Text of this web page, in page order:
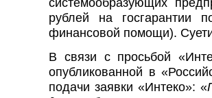
рублей на госгарантии
финансовой помощи).
В связи с просьбой
опубликованной в
подачи заявки «Интеко»: «